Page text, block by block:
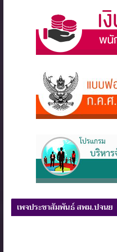
เพจประชาสัมพันธ์ สพม.ปจนย